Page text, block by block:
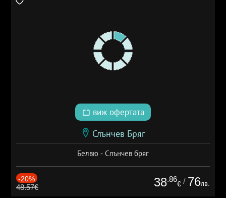
виж офертата
Слънчев Бряг
Белвю - Слънчев бряг
-20%
48.57€ 38.86
€ / 76лв.